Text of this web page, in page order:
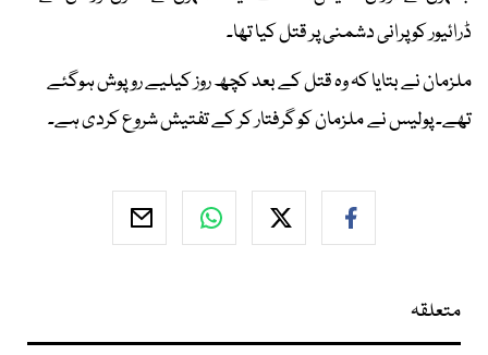
ڈرائیور کو پرانی دشمنی پر قتل کیا تھا۔
ملزمان نے بتایا کہ وہ قتل کے بعد کچھ روز کیلیے روپوش ہوگئے
تھے۔ پولیس نے ملزمان کو گرفتار کر کے تفتیش شروع کردی ہے۔
متعلقہ